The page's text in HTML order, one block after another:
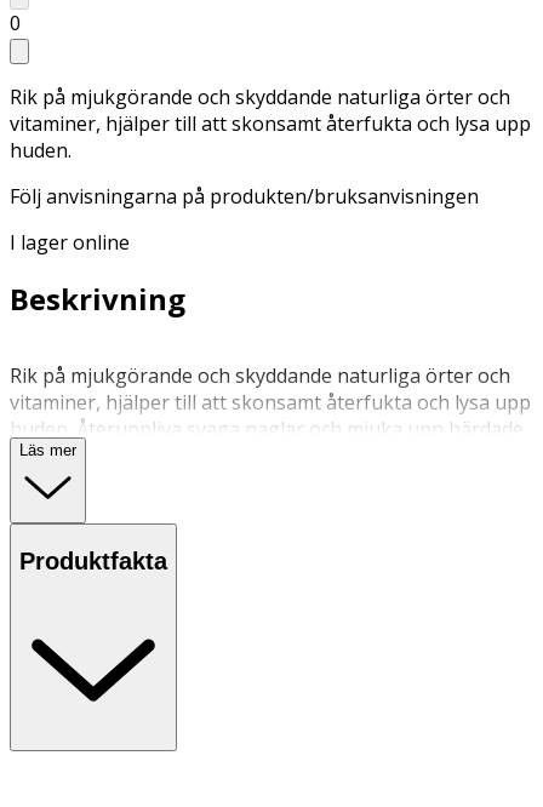
0
Rik på mjukgörande och skyddande naturliga örter och
vitaminer, hjälper till att skonsamt återfukta och lysa upp
huden.
Följ anvisningarna på produkten/bruksanvisningen
I lager online
Beskrivning
Rik på mjukgörande och skyddande naturliga örter och
vitaminer, hjälper till att skonsamt återfukta och lysa upp
huden. Återuppliva svaga naglar och mjuka upp härdade
nagelband. Och med Vaccinium myrtillus fruktextrakt; Det
ger huden näring och ökar hudens styrka.
Följ anvisningarna på produkten/bruksanvisningen
OK för gravida och ammande:
ALCOHOL, C12-13 ALKYL ETHYLHEXANOATE, VACCINIUM
Läs mer
Produktfakta